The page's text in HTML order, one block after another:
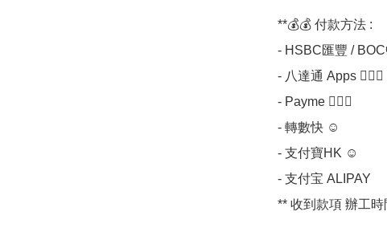
**💰💰 付款方法 :
- HSBC匯豐 / BOC
- 八達通 Apps 💁🏼‍♀
- Payme 💁🏼‍♀
- 轉數快 ☺
- 支付寶HK ☺
- 支付宝 ALIPAY
** 收到款項 辦工